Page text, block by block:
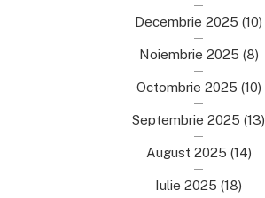
Decembrie 2025 (10)
Noiembrie 2025 (8)
Octombrie 2025 (10)
Septembrie 2025 (13)
August 2025 (14)
Iulie 2025 (18)